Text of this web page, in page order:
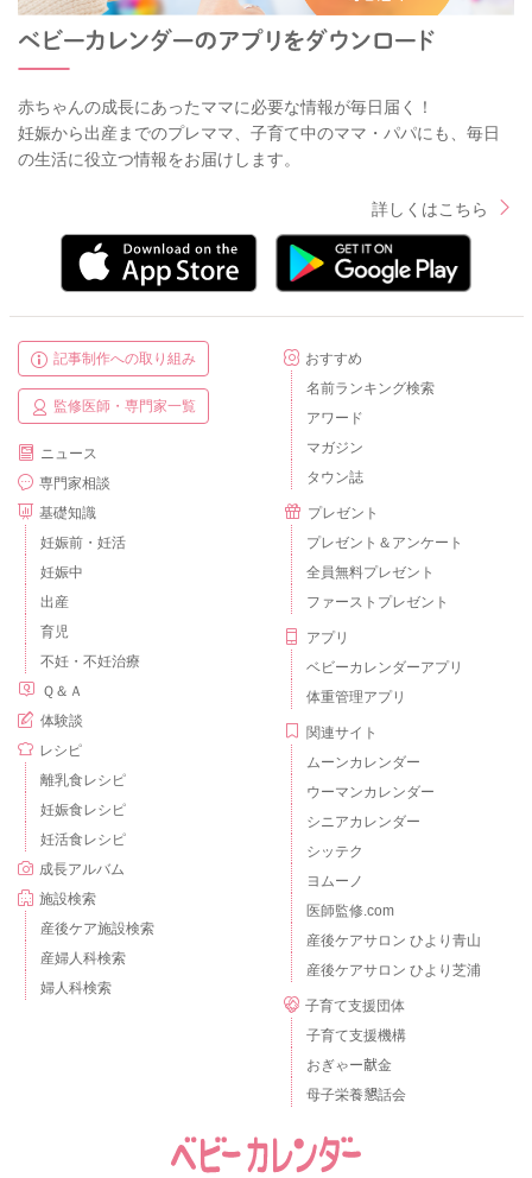
赤ちゃんの成長にあったママに必要な情報が毎日届く！
妊娠から出産までのプレママ、子育て中のママ・パパにも、毎日
の生活に役立つ情報をお届けします。
詳しくはこちら
記事制作への取り組み
監修医師・専門家一覧
ニュース
専門家相談
基礎知識
妊娠前・妊活
妊娠中
出産
育児
不妊・不妊治療
Ｑ＆Ａ
体験談
レシピ
離乳食レシピ
妊娠食レシピ
妊活食レシピ
成長アルバム
施設検索
産後ケア施設検索
産婦人科検索
婦人科検索
おすすめ
名前ランキング検索
アワード
マガジン
タウン誌
プレゼント
プレゼント＆アンケート
全員無料プレゼント
ファーストプレゼント
アプリ
ベビーカレンダーアプリ
体重管理アプリ
関連サイト
ムーンカレンダー
ウーマンカレンダー
シニアカレンダー
シッテク
ヨムーノ
医師監修.com
産後ケアサロン ひより青山
産後ケアサロン ひより芝浦
子育て支援団体
子育て支援機構
おぎゃー献金
母子栄養懇話会